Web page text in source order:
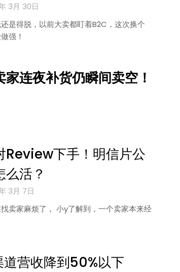
3月 30日
是得脱，以前大卖都盯着B2C，这次换个
强！
连夜补货仍瞬间卖空！
Review下手！明信片公
活？
3月 7日
卖家麻烦了， 小y了解到，一个卖家本来经
营收降到50%以下